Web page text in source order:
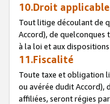
10.Droit
Tout litige découlant de
Accord), de quelconques
à la loi et aux
11.Fiscalité
Toute taxe et obligation
ou avérée dudit Accord),
affiliées, seront régies